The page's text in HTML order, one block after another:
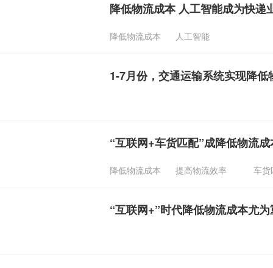
降低物流成本 人工智能成为快递
降低物流成本 人工智能
1-7月份，交通运输系统实现降
“互联网+车货匹配”成降低物流
降低物流成本 提高物流效率 车货
“互联网+”时代降低物流成本尤